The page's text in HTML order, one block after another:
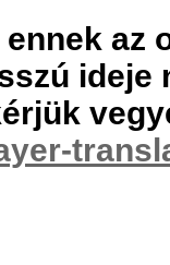
az
ideje